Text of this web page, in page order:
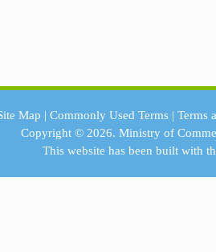
Map | Commonly Used Terms| Terms
Copyright © 2026.Ministry of
This website has been built with